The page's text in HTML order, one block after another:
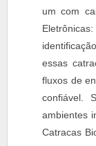
um com
essas
fluxos de
confiável.
ambientes
Catracas